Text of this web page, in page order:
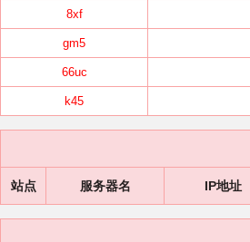
8xf
gm5
66uc
k45
站点 服务器名 IP地址